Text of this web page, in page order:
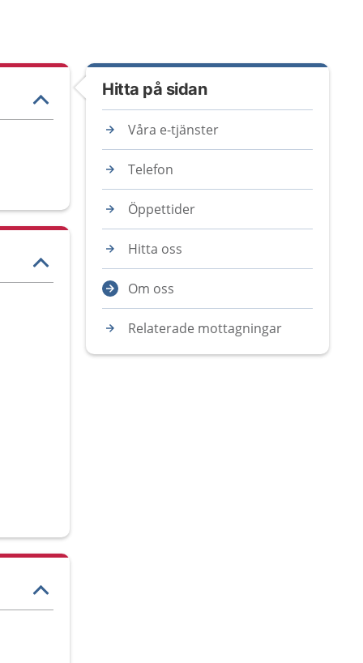
Hitta på sidan
Våra e-tjänster
Telefon
Öppettider
Hitta oss
Om oss
Relaterade mottagningar